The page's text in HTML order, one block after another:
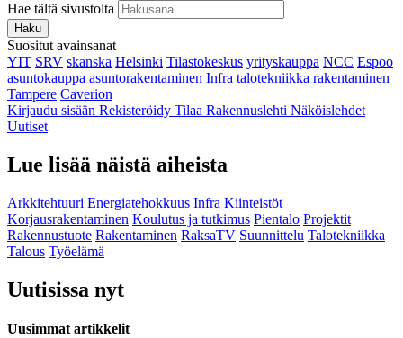
Hae tältä sivustolta
Haku
Suositut avainsanat
YIT SRV skanska Helsinki Tilastokeskus yrityskauppa NCC Espoo
asuntokauppa asuntorakentaminen Infra talotekniikka rakentaminen
Tampere Caverion
Kirjaudu sisään Rekisteröidy Tilaa Rakennuslehti Näköislehdet
Uutiset
Lue lisää näistä aiheista
Arkkitehtuuri Energiatehokkuus Infra Kiinteistöt
Korjausrakentaminen Koulutus ja tutkimus Pientalo Projektit
Rakennustuote Rakentaminen RaksaTV Suunnittelu Talotekniikka
Talous Työelämä
Uutisissa nyt
Uusimmat artikkelit